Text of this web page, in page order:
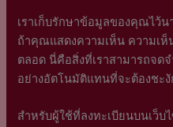
เราเก็บรักษาข้อมูลของคุณไว้
ถ้าคุณแสดงความเห็น ความเ
ตลอด นี่คือสิ่งที่เราสามารถจด
อย่างอัตโนมัติแทนที่จะต้องชะ
สำหรับผู้ใช้ที่ลงทะเบียนบนเว็บ